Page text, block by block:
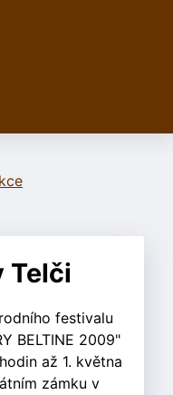
Telči
festivalu
BELTINE 2009"
až 1. května
zámku v